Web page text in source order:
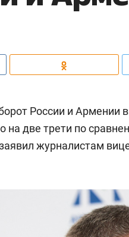
России и Армении
на две трети по
журналистам